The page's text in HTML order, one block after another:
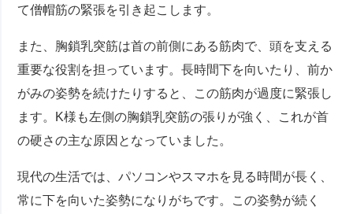
て僧帽筋の緊張を引き起こします。
また、胸鎖乳突筋は首の前側にある筋肉で、頭を支える
重要な役割を担っています。長時間下を向いたり、前か
がみの姿勢を続けたりすると、この筋肉が過度に緊張し
ます。K様も左側の胸鎖乳突筋の張りが強く、これが首
の硬さの主な原因となっていました。
現代の生活では、パソコンやスマホを見る時間が長く、
常に下を向いた姿勢になりがちです。この姿勢が続く